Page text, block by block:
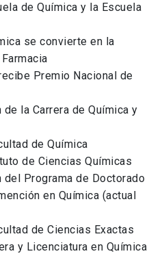
de Química y la Escuela
se convierte en la
Premio Nacional de
la Carrera de Química y
de Química
de Ciencias Químicas
del Programa de Doctorado
en Química (actual
de Ciencias Exactas
y Licenciatura en Química